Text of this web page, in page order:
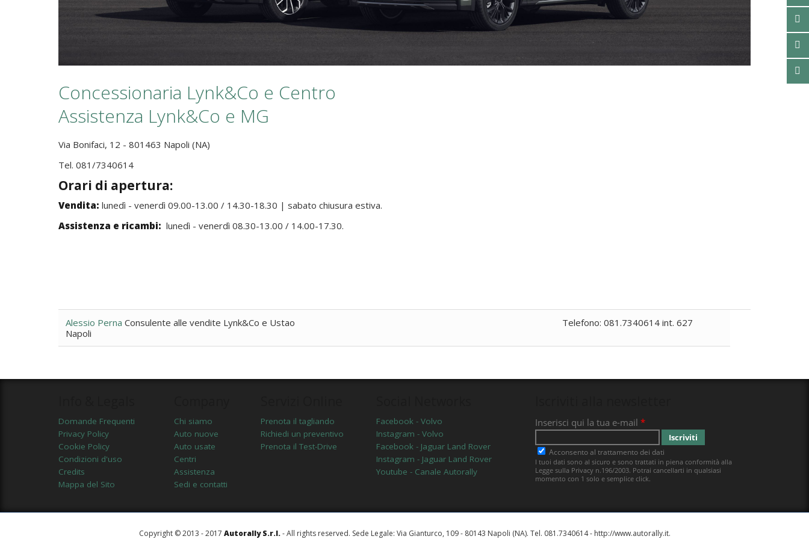
Concessionaria Lynk&Co e Centro
Assistenza Lynk&Co e MG
Via Bonifaci, 12 - 801463 Napoli (NA)
Tel. 081/7340614
Orari di apertura:
Vendita: lunedì - venerdì 09.00-13.00 / 14.30-18.30 | sabato chiusura estiva.
Assistenza e ricambi: lunedì - venerdì 08.30-13.00 / 14.00-17.30.
Alessio Perna Consulente alle vendite Lynk&Co e Ustao
Napoli
Telefono: 081.7340614 int. 627
Domande Frequenti
Privacy Policy
Cookie Policy
Condizioni d'uso
Credits
Mappa del Sito
Chi siamo
Auto nuove
Auto usate
Centri
Assistenza
Sedi e contatti
Prenota il tagliando
Richiedi un preventivo
Prenota il Test-Drive
Facebook - Volvo
Instagram - Volvo
Facebook - Jaguar Land Rover
Instagram - Jaguar Land Rover
Youtube - Canale Autorally
Copyright © 2013 - 2017 Autorally S.r.l.- All rights reserved. Sede Legale: Via Gianturco, 109 - 80143 Napoli (NA). Tel. 081.7340614 - http://www.autorally.it.